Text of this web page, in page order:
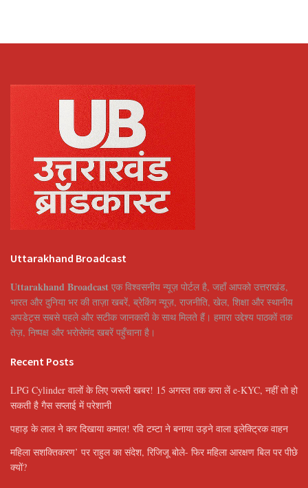
Uttarakhand Broadcast
Uttarakhand Broadcast एक विश्वसनीय न्यूज़ पोर्टल है, जहाँ आपको उत्तराखंड,
भारत और दुनिया भर की ताज़ा खबरें, ब्रेकिंग न्यूज़, राजनीति, खेल, शिक्षा और स्थानीय
अपडेट्स सबसे पहले और सटीक जानकारी के साथ मिलते हैं। हमारा उद्देश्य पाठकों तक
तेज़, निष्पक्ष और भरोसेमंद खबरें पहुँचाना है।
Recent Posts
LPG Cylinder वालों के लिए जरूरी खबर! 15 अगस्त तक करा लें e-KYC, नहीं तो हो
सकती है गैस सप्लाई में परेशानी
पहाड़ के लाल ने कर दिखाया कमाल! रवि टम्टा ने बनाया उड़ने वाला इलेक्ट्रिक वाहन
महिला सशक्तिकरण’ पर राहुल का संदेश, रिजिजू बोले- फिर महिला आरक्षण बिल पर पीछे
क्यों?